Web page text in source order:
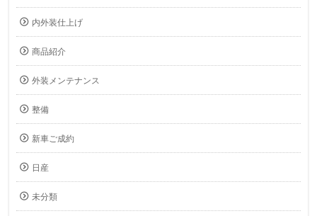
内外装仕上げ
商品紹介
外装メンテナンス
整備
新車ご成約
日産
未分類